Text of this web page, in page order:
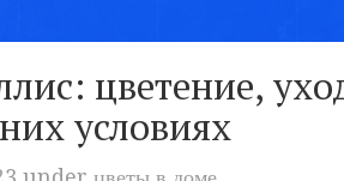
цветение,
условиях